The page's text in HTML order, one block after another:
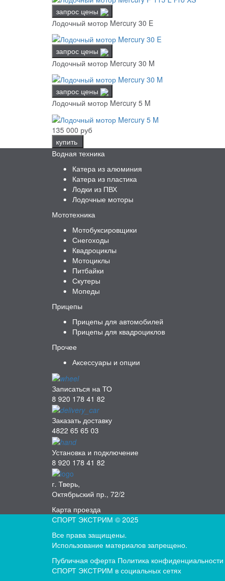
запрос цены
Лодочный мотор Mercury 30 E
запрос цены
Лодочный мотор Mercury 30 M
запрос цены
Лодочный мотор Mercury 5 M
135 000 руб
купить
Водная техника
Катера из алюминия
Катера из пластика
Лодки из ПВХ
Лодочные моторы
Мототехника
Мотобуксировщики
Снегоходы
Квадроциклы
Мотоциклы
Питбайки
Скутеры
Мопеды
Прицепы
Прицепы для автомобилей
Прицепы для квадроциклов
Прочее
Аксессуары и опции
Записаться на ТО
8 920 178 41 82
Заказать доставку
4822 65 65 03
Установка и подключение
8 920 178 41 82
г. Тверь,
Октябрьский пр., 72/2
Карта проезда
СПОРТ ЭКСТРИМ © 2025
Все права защищены.
Использование материалов запрещено.
Публичная оферта Политика конфиденциальности
СПОРТ ЭКСТРИМ в социальных сетях